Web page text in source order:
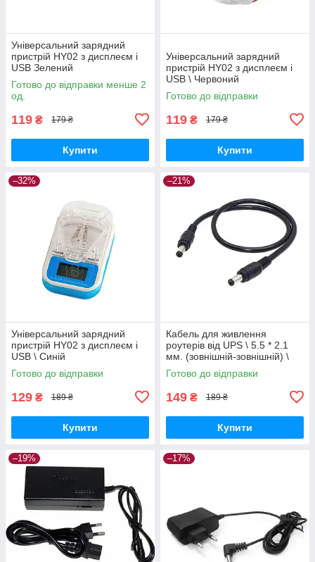
Універсальний зарядний
пристрій HY02 з дисплеєм і
USB Зелений
Готово до відправки менше 2
од.
119 ₴ 179 ₴
Купити
Універсальний зарядний
пристрій HY02 з дисплеєм і
USB \ Червоний
Готово до відправки
119 ₴ 179 ₴
Купити
–32%
Універсальний зарядний
пристрій HY02 з дисплеєм і
USB \ Синій
Готово до відправки
129 ₴ 189 ₴
Купити
–21%
Кабель для живлення
роутерів від UPS \ 5.5 * 2.1
мм. (зовнішній-зовнішній) \
DC 5,9,12 вольт \ 50 см
Готово до відправки
149 ₴ 189 ₴
Купити
–19% –17%